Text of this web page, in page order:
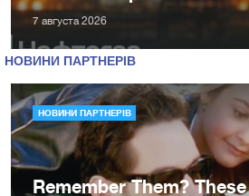
7 августа 2026